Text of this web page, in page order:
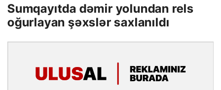
Sumqayıtda dəmir yolundan rels
oğurlayan şəxslər saxlanıldı